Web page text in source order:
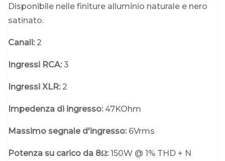
Disponibile nelle finiture alluminio naturale e nero
satinato.
Canali: 2
Ingressi RCA:3
Ingressi XLR: 2
Impedenza di ingresso: 47KOhm
Massimo segnale d'ingresso: 6Vrms
Potenza su carico da 8Ω:150W @ 1% THD + N